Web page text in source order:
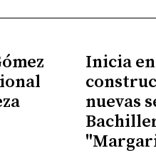
Inicia
nuevas